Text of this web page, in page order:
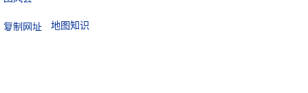
地图知识